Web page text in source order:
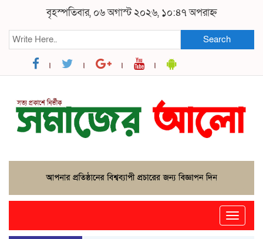
বৃহস্পতিবার, ০৬ অগাস্ট ২০২৬, ১০:৪৭ অপরাহ্ন
Search
Toggle